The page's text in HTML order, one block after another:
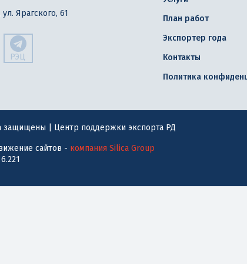
Ярагского, 61
РЭЦ
План работ
Экспортер года
Контакты
Политика
защищены | Центр поддержки экспорта РД
сайтов - компания Silica Group